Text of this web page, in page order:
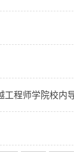
程师学院校内